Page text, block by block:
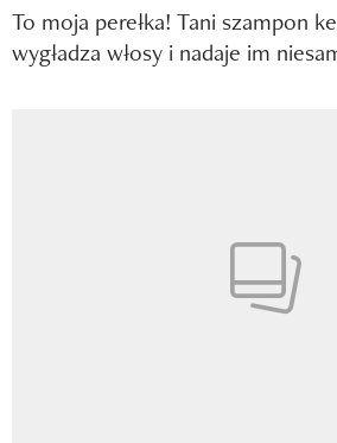
To moja perełka! Tani szampon
wygładza włosy i nadaje im